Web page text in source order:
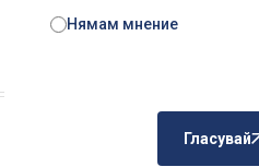
Нямам мнение
Гласувай